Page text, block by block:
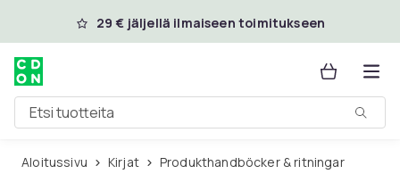
Ohita ja siirry pääsisältöön
29 € jäljellä ilmaiseen toimitukseen
Etsi tuotteita
Aloitussivu Kirjat Produkthandböcker & ritningar